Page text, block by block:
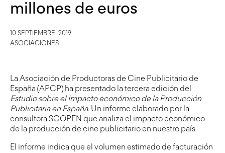
millones de euros
10 SEPTIEMBRE, 2019
ASOCIACIONES
La Asociación de Productoras de Cine Publicitario de
España (APCP) ha presentado la tercera edición del
Estudio sobre el Impacto económico de la Producción
Publicitaria en España. Un informe elaborado por la
consultora SCOPEN que analiza el impacto económico
de la producción de cine publicitario en nuestro país.
El informe indica que el volumen estimado de facturación